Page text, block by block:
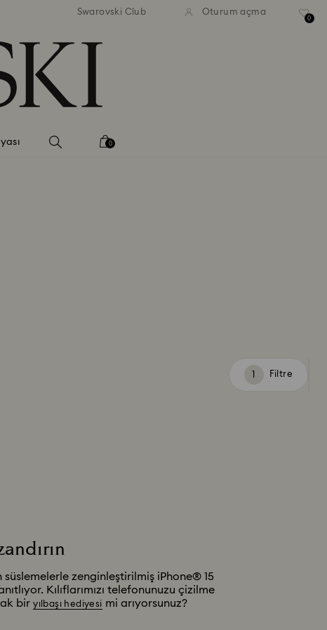
Swarovski Club Oturum açma
0
0
Filtre
Filtre
süslemelerle zenginleştirilmiş iPhone® 15
Kılıflarımızı telefonunuzu çizilme
biryılbaşı hediyesi mi arıyorsunuz?